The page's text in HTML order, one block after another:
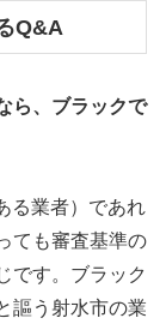
Q&A
ら、ブラックで
る業者）であれ
ても審査基準の
です。ブラック
謳う射水市の業